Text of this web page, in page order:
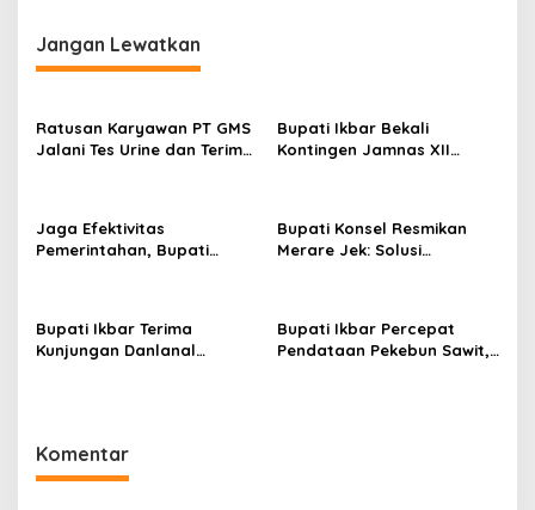
Jangan Lewatkan
Ratusan Karyawan PT GMS
Jalani Tes Urine dan Terima
Bupati Ikbar Bekali
Kontingen Jamnas XII
Jaga Efektivitas
Pemerintahan, Bupati
Bupati Konsel Resmikan
Merare Jek: Solusi
Bupati Ikbar Terima
Kunjungan Danlanal
Bupati Ikbar Percepat
Pendataan Pekebun Sawit,
Komentar